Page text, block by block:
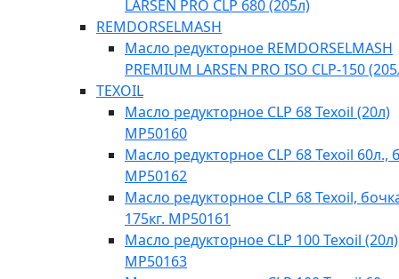
LARSEN PRO CLP 680 (205л)
REMDORSELMASH
Масло редукторное REMDORSELMASH
PREMIUM LARSEN PRO ISO CLP-150
TEXOIL
Масло редукторное CLP 68 Texoil (20л)
MP50160
Масло редукторное CLP 68 Texoil 60л.,
MP50162
Масло редукторное CLP 68 Texoil,
175кг. MP50161
Масло редукторное CLP 100 Texoil (20л)
MP50163